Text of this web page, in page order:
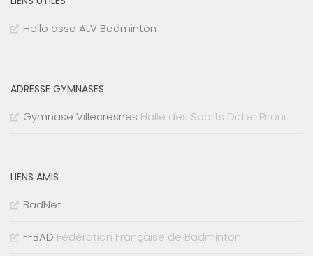
Hello asso ALV Badminton
ADRESSE GYMNASES
Gymnase Villecresnes Halle des Sports Didier Pironi
LIENS AMIS
BadNet
FFBAD Fédération Française de Badminton